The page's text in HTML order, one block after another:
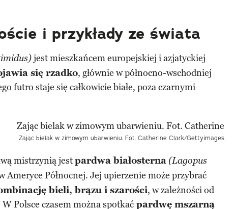
i przykłady ze świata
jest mieszkańcem europejskiej i azjatyckiej
się rzadko, głównie w północno-wschodniej
futro staje się całkowicie białe, poza czarnymi
Zając bielak w zimowym ubarwieniu. Fot. Catherine Clark/Gettyimages
mistrzynią jestpardwa białosterna (Lagopus
Ameryce Północnej. Jej upierzenie może przybrać
bieli, brązu i szarości, w zależności od
Polsce czasem można spotkać pardwę mszarną